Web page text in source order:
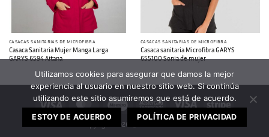
CASACAS SANITARIAS DE MICROFIBRA
Casaca Sanitaria Mujer Manga Larga
GARYS 6594 Aitana
CASACAS SANITARIAS DE MICROFIBRA
Casaca sanitaria Microfibra GARYS
655100 Sonia de mujer
Visa MasterCardMaestro
MasterCard
2
Visa
Electron
Stripe
Copyright 2026 ©
Utilizamos cookies para asegurar que damos la mejor
experiencia al usuario en nuestro sitio web. Si continúa
utilizando este sitio asumiremos que está de acuerdo.
ESTOY DE ACUERDO POLÍTICA DE PRIVACIDAD